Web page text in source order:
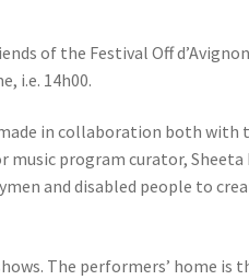
of the Festival Off
i.e. 14h00.
in collaboration both with
program curator, Sheeta
and disabled people to
The performers’ home is